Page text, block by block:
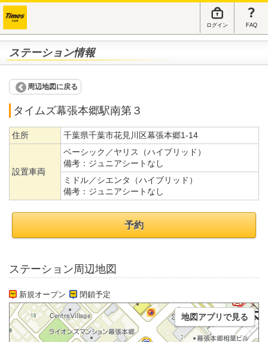
ログイン FAQ
ステーション情報
周辺地図に戻る
タイムズ幕張本郷駅南第３
住所 千葉県千葉市花見川区幕張本郷1-14
設置車両
ベーシック／ヤリス（ハイブリッド）
備考： ジュニアシートなし
ミドル／シエンタ（ハイブリッド）
備考： ジュニアシートなし
予約
ステーション周辺地図
新規オープン 閉鎖予定
地図アプリで見る